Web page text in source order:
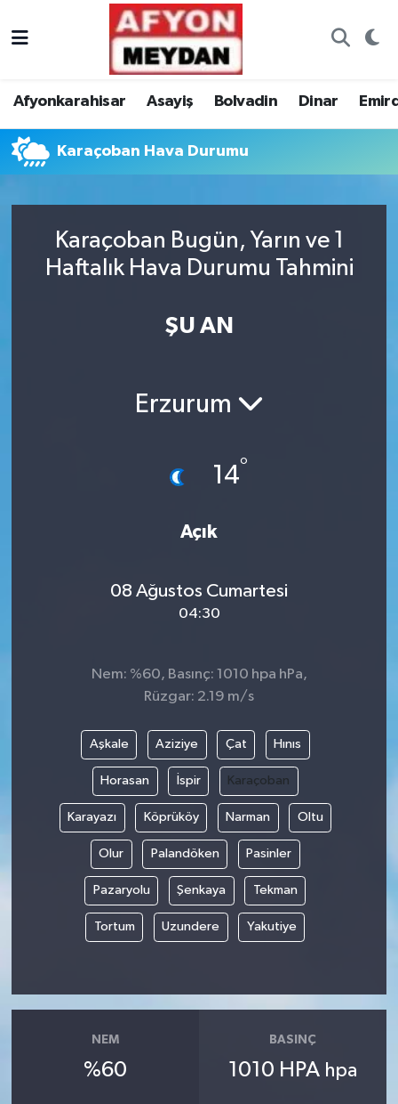
Afyonkarahisar Asayiş Bolvadin Dinar
Karaçoban Hava Durumu
Karaçoban Bugün, Yarın ve 1
Haftalık Hava Durumu Tahmini
ŞU AN
Erzurum
14°
Açık
08 Ağustos Cumartesi
04:30
Nem: %60, Basınç: 1010 hpa hPa,
Rüzgar: 2.19 m/s
Aşkale Aziziye Çat Hınıs
Horasan İspir Karaçoban
Karayazı Köprüköy Narman Oltu
Olur Palandöken Pasinler
Pazaryolu Şenkaya Tekman
Tortum Uzundere Yakutiye
NEM
%60
BASINÇ
1010 HPA hpa
Nöbetçi Eczaneler
Trafik Durumu
Süper Lig Puan Durumu ve Fikstür
Tüm Manşetler